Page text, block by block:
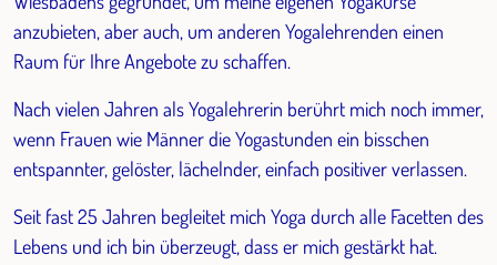
anzubieten, aber auch, um anderen Yogalehrenden einen
Raum für Ihre Angebote zu schaffen.
Nach vielen Jahren als Yogalehrerin berührt mich noch immer,
wenn Frauen wie Männer die Yogastunden ein bisschen
entspannter, gelöster, lächelnder, einfach positiver verlassen.
Seit fast 25 Jahren begleitet mich Yoga durch alle Facetten des
Lebens und ich bin überzeugt, dass er mich gestärkt hat.